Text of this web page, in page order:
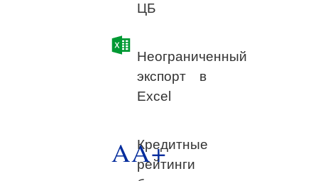
ЦБ
Неограниченный
экспорт в
Excel
AA+
Кредитные
рейтинги